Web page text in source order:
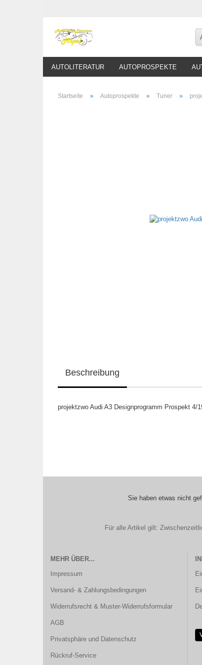
AUTOLITERATUR AUTOPROSPEKTE
Startseite » Autoprospekte » Tuner »
Beschreibung
projektzwo Audi A3 Designprogramm Prospekt
Sie haben etwas nicht
Für alle Artikel gilt:
MEHR ÜBER...
Impressum
Versand- & Zahlungsbedingungen
Widerrufsrecht & Muster-Widerrufsformular
AGB
Privatsphäre und Datenschutz
Rückruf-Service